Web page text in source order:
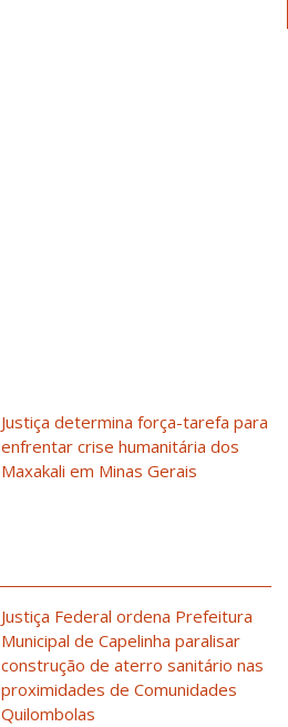
Justiça determina força-tarefa para
enfrentar crise humanitária dos
Maxakali em Minas Gerais
Justiça Federal ordena Prefeitura
Municipal de Capelinha paralisar
construção de aterro sanitário nas
proximidades de Comunidades
Quilombolas